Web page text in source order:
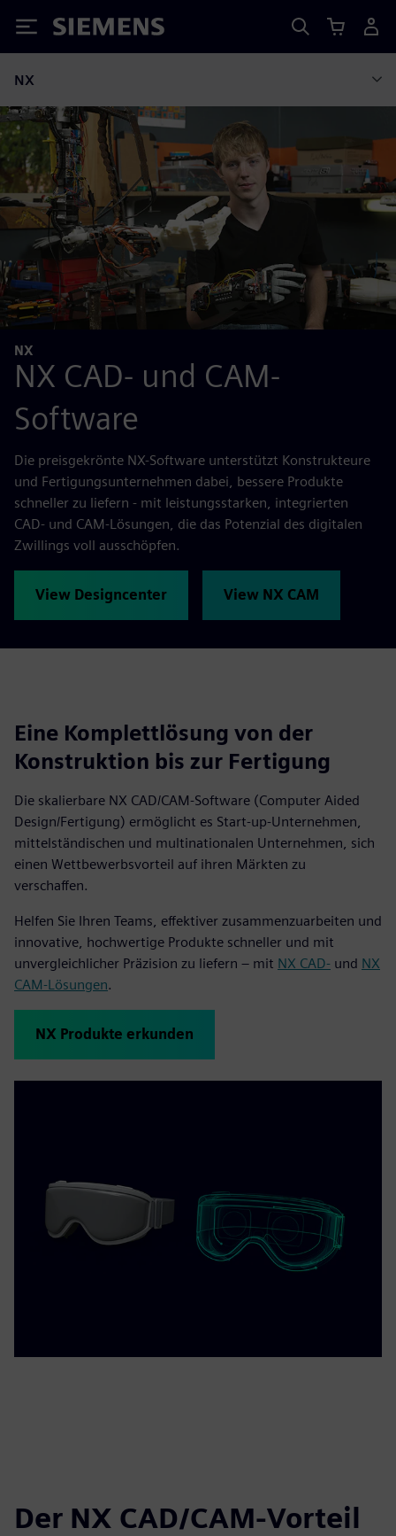
Siemens
NX
NX
NX CAD- und CAM-
Software
Die preisgekrönte NX-Software unterstützt Konstrukteure
und Fertigungsunternehmen dabei, bessere Produkte
schneller zu liefern - mit leistungsstarken, integrierten
CAD- und CAM-Lösungen, die das Potenzial des digitalen
Zwillings voll ausschöpfen.
View Designcenter View NX CAM
Eine Komplettlösung von der
Konstruktion bis zur Fertigung
Die skalierbare NX CAD/CAM-Software (Computer Aided
Design/Fertigung) ermöglicht es Start-up-Unternehmen,
mittelständischen und multinationalen Unternehmen, sich
einen Wettbewerbsvorteil auf ihren Märkten zu
verschaffen.
Helfen Sie Ihren Teams, effektiver zusammenzuarbeiten und
innovative, hochwertige Produkte schneller und mit
unvergleichlicher Präzision zu liefern – mit NX CAD- und NX
CAM-Lösungen.
NX Produkte erkunden
Der NX CAD/CAM-Vorteil